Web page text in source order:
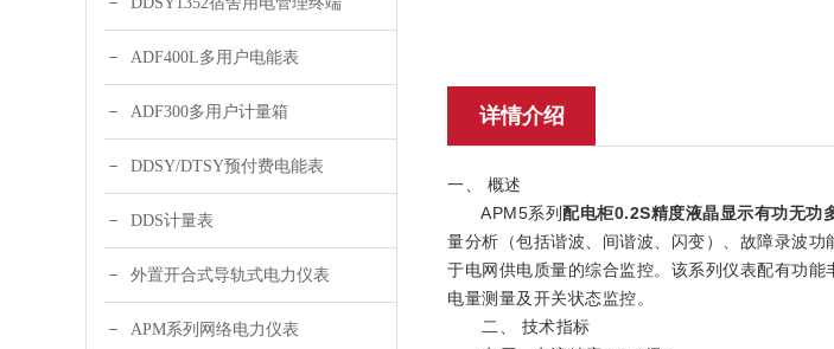
ADF400L多用户电能表
ADF300多用户计量箱
DDSY/DTSY预付费电能表
DDS计量表
外置开合式导轨式电力仪表
APM系列网络电力仪表
详情介绍
一、 概述
APM5系列配电柜0.2S精度液晶显示有功无功
量分析（包括谐波、间谐波、闪变）、故障录波
于电网供电质量的综合监控。该系列仪表配有功
电量测量及开关状态监控。
二、 技术指标